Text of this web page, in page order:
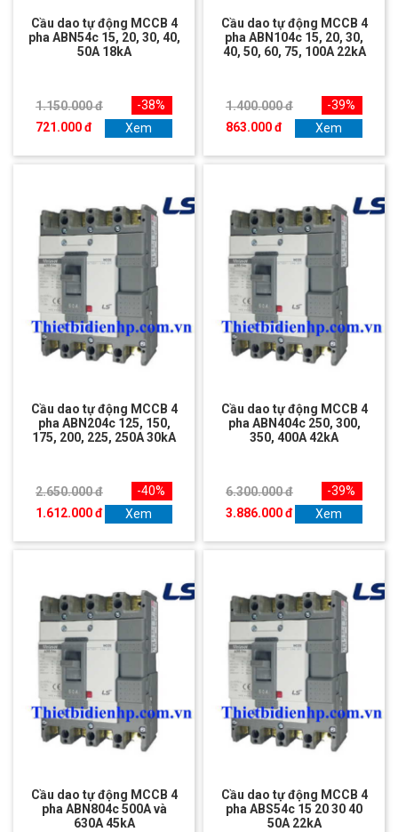
Cầu dao tự động MCCB 4
pha ABN54c 15, 20, 30, 40,
50A 18kA
1.150.000 đ
721.000 đ
-38%
Xem
Cầu dao tự động MCCB 4
pha ABN104c 15, 20, 30,
40, 50, 60, 75, 100A 22kA
1.400.000 đ
863.000 đ
-39%
Xem
Cầu dao tự động MCCB 4
pha ABN204c 125, 150,
175, 200, 225, 250A 30kA
2.650.000 đ
1.612.000 đ
-40%
Xem
Cầu dao tự động MCCB 4
pha ABN404c 250, 300,
350, 400A 42kA
6.300.000 đ
3.886.000 đ
-39%
Xem
Cầu dao tự động MCCB 4
pha ABN804c 500A và
630A 45kA
Cầu dao tự động MCCB 4
pha ABS54c 15 20 30 40
50A 22kA